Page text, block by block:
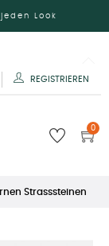
Look
REGISTRIEREN
0
Strasssteinen